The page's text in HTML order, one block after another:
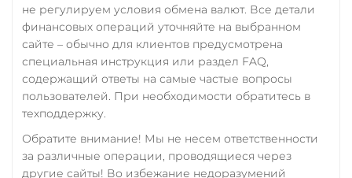
не регулируем условия обмена валют. Все детали
финансовых операций уточняйте на выбранном
сайте – обычно для клиентов предусмотрена
специальная инструкция или раздел FAQ,
содержащий ответы на самые частые вопросы
пользователей. При необходимости обратитесь в
техподдержку.
Обратите внимание! Мы не несем ответственности
за различные операции, проводящиеся через
другие сайты! Во избежание недоразумений